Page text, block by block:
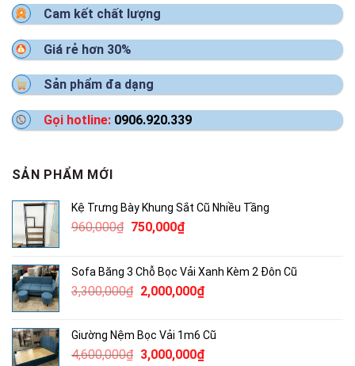
Cam kết chất lượng
Giá rẻ hơn 30%
Sản phẩm đa dạng
Gọi hotline: 0906.920.339
SẢN PHẨM MỚI
Kệ Trưng Bày Khung Sắt Cũ Nhiều Tầng
960,000₫ Giá
960,000₫.
750,000₫Giá
là:
750,000₫.
Sofa Băng 3 Chỗ Bọc Vải Xanh Kèm 2 Đôn Cũ
3,300,000₫ Giá
3,300,000₫.
2,000,000₫Giá
là:
2,000,000₫.
Giường Nệm Bọc Vải 1m6 Cũ
4,600,000₫ Giá
3,000,000₫Giá